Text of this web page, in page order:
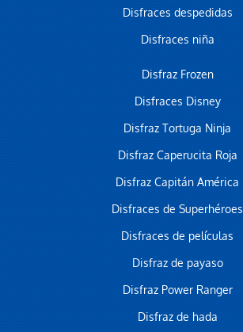
Disfraces despedidas
Disfraces niña
Disfraz Frozen
Disfraces Disney
Disfraz Tortuga Ninja
Disfraz Caperucita Roja
Disfraz Capitán América
Disfraces de Superhéroes
Disfraces de películas
Disfraz de payaso
Disfraz Power Ranger
Disfraz de hada